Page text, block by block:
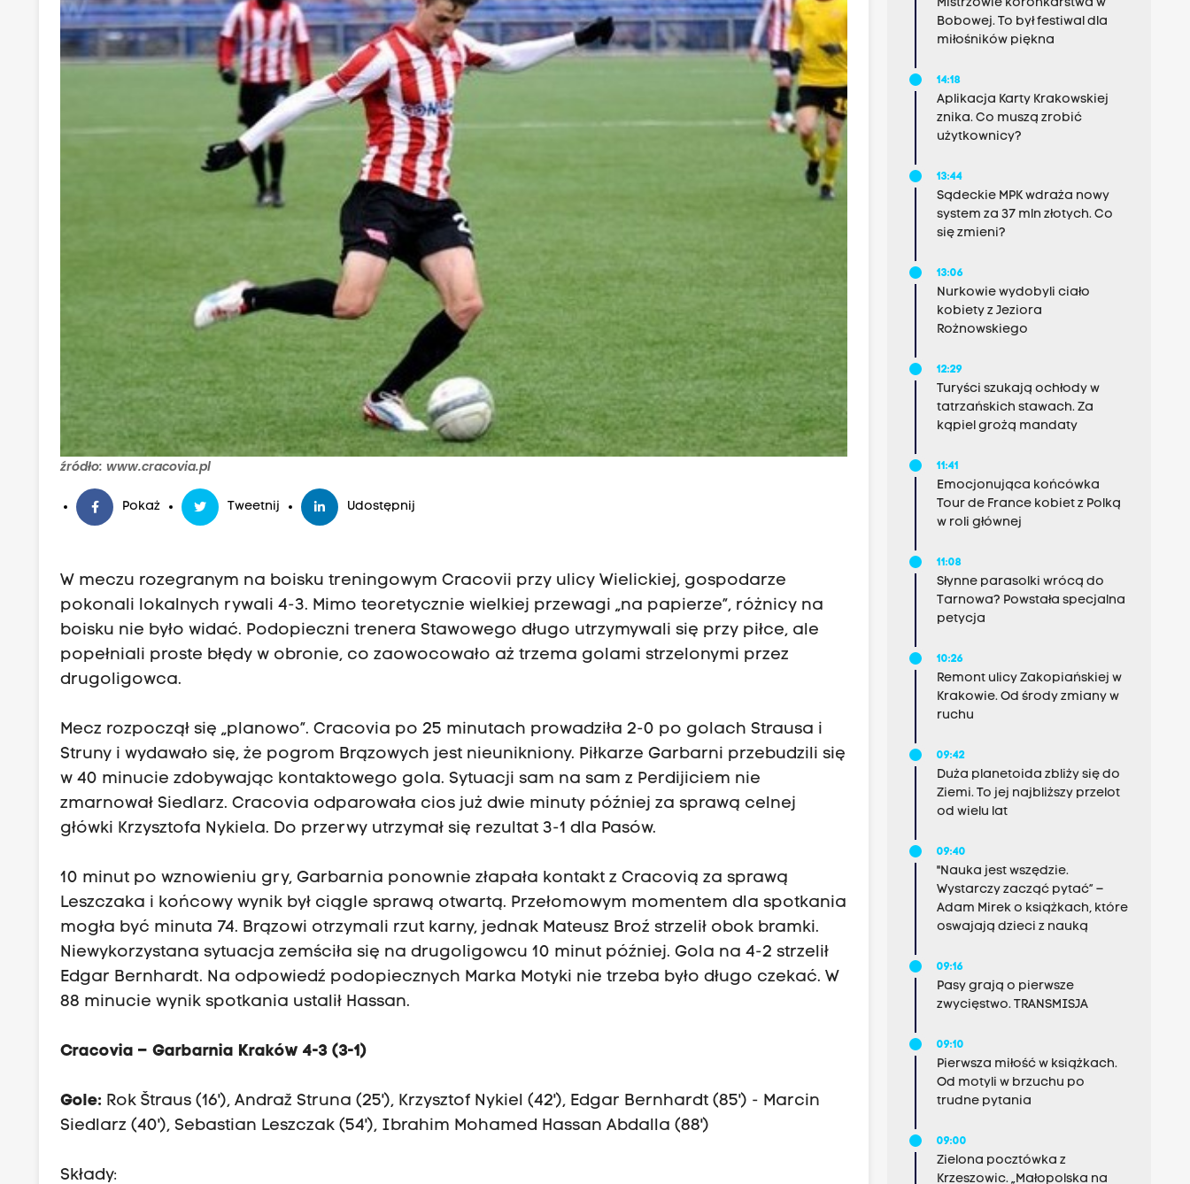
źródło: www.cracovia.pl
Pokaż Tweetnij Udostępnij
W meczu rozegranym na boisku treningowym Cracovii przy ulicy Wielickiej, gospodarze
pokonali lokalnych rywali 4-3. Mimo teoretycznie wielkiej przewagi „na papierze”, różnicy na
boisku nie było widać. Podopieczni trenera Stawowego długo utrzymywali się przy piłce, ale
popełniali proste błędy w obronie, co zaowocowało aż trzema golami strzelonymi przez
drugoligowca.
Mecz rozpoczął się „planowo”. Cracovia po 25 minutach prowadziła 2-0 po golach Strausa i
Struny i wydawało się, że pogrom Brązowych jest nieunikniony. Piłkarze Garbarni przebudzili się
w 40 minucie zdobywając kontaktowego gola. Sytuacji sam na sam z Perdijiciem nie
zmarnował Siedlarz. Cracovia odparowała cios już dwie minuty później za sprawą celnej
główki Krzysztofa Nykiela. Do przerwy utrzymał się rezultat 3-1 dla Pasów.
10 minut po wznowieniu gry, Garbarnia ponownie złapała kontakt z Cracovią za sprawą
Leszczaka i końcowy wynik był ciągle sprawą otwartą. Przełomowym momentem dla spotkania
mogła być minuta 74. Brązowi otrzymali rzut karny, jednak Mateusz Broź strzelił obok bramki.
Niewykorzystana sytuacja zemściła się na drugoligowcu 10 minut później. Gola na 4-2 strzelił
Edgar Bernhardt. Na odpowiedź podopiecznych Marka Motyki nie trzeba było długo czekać. W
88 minucie wynik spotkania ustalił Hassan.
Cracovia – Garbarnia Kraków 4-3 (3-1)
Gole: Rok Štraus (16'), Andraž Struna (25'), Krzysztof Nykiel (42'), Edgar Bernhardt (85') - Marcin
Siedlarz (40'), Sebastian Leszczak (54'), Ibrahim Mohamed Hassan Abdalla (88')
Składy:
Mistrzowie koronkarstwa w
Bobowej. To był festiwal dla
miłośników piękna
14:18
Aplikacja Karty Krakowskiej
znika. Co muszą zrobić
użytkownicy?
13:44
Sądeckie MPK wdraża nowy
system za 37 mln złotych. Co
się zmieni?
13:06
Nurkowie wydobyli ciało
kobiety z Jeziora
Rożnowskiego
12:29
Turyści szukają ochłody w
tatrzańskich stawach. Za
kąpiel grożą mandaty
11:41
Emocjonująca końcówka
Tour de France kobiet z Polką
w roli głównej
11:08
Słynne parasolki wrócą do
Tarnowa? Powstała specjalna
petycja
10:26
Remont ulicy Zakopiańskiej w
Krakowie. Od środy zmiany w
ruchu
09:42
Duża planetoida zbliży się do
Ziemi. To jej najbliższy przelot
od wielu lat
09:40
"Nauka jest wszędzie.
Wystarczy zacząć pytać” –
Adam Mirek o książkach, które
oswajają dzieci z nauką
09:16
Pasy grają o pierwsze
zwycięstwo. TRANSMISJA
09:10
Pierwsza miłość w książkach.
Od motyli w brzuchu po
trudne pytania
09:00
Zielona pocztówka z
Krzeszowic. „Małopolska na